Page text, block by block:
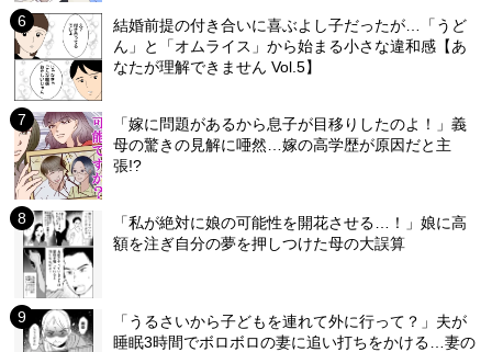
結婚前提の付き合いに喜ぶよし子だったが…「うど
ん」と「オムライス」から始まる小さな違和感【あ
なたが理解できません Vol.5】
「嫁に問題があるから息子が目移りしたのよ！」義
母の驚きの見解に唖然…嫁の高学歴が原因だと主
張!?
「私が絶対に娘の可能性を開花させる…！」娘に高
額を注ぎ自分の夢を押しつけた母の大誤算
「うるさいから子どもを連れて外に行って？」夫が
睡眠3時間でボロボロの妻に追い打ちをかける…妻の